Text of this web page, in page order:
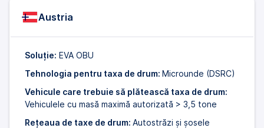
Austria
Soluție: EVA OBU
Tehnologia pentru taxa de drum: Microunde (DSRC)
Vehicule care trebuie să plătească taxa de drum:
Vehiculele cu masă maximă autorizată > 3,5 tone
Rețeaua de taxe de drum: Autostrăzi și șosele